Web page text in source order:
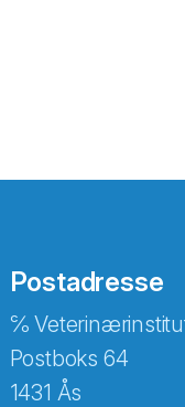
Postadresse
℅
Postboks 64
1431 Ås